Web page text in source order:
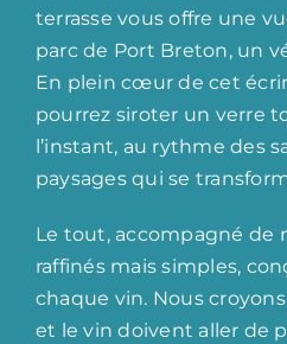
terrasse vous offre une
parc de Port Breton, un
En plein cœur de cet
pourrez siroter un verre
l’instant, au rythme des
paysages qui se
Le tout, accompagné de
raffinés mais simples,
chaque vin. Nous
et le vin doivent aller de